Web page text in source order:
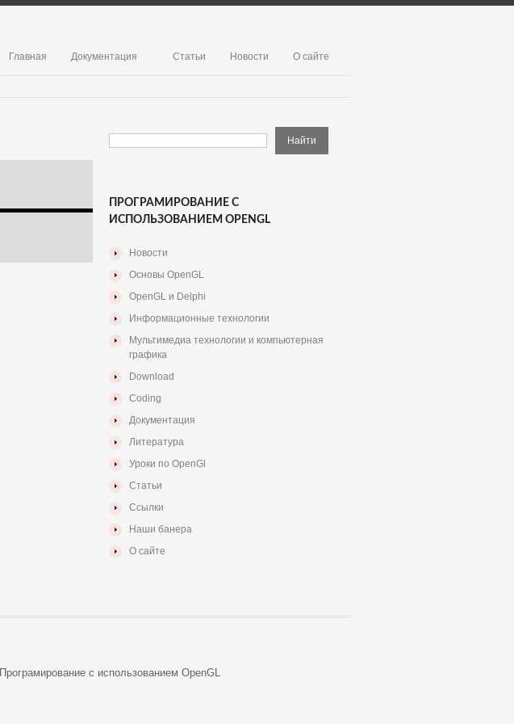
Главная Документация Статьи Новости О сайте
ПРОГРАМИРОВАНИЕ С
ИСПОЛЬЗОВАНИЕМ OPENGL
Новости
Основы OpenGL
OpenGL и Delphi
Информационные технологии
Мультимедиа технологии и компьютерная
графика
Download
Coding
Документация
Литература
Уроки по OpenGl
Статьи
Ссылки
Наши банера
О сайте
Програмирование с использованием OpenGL